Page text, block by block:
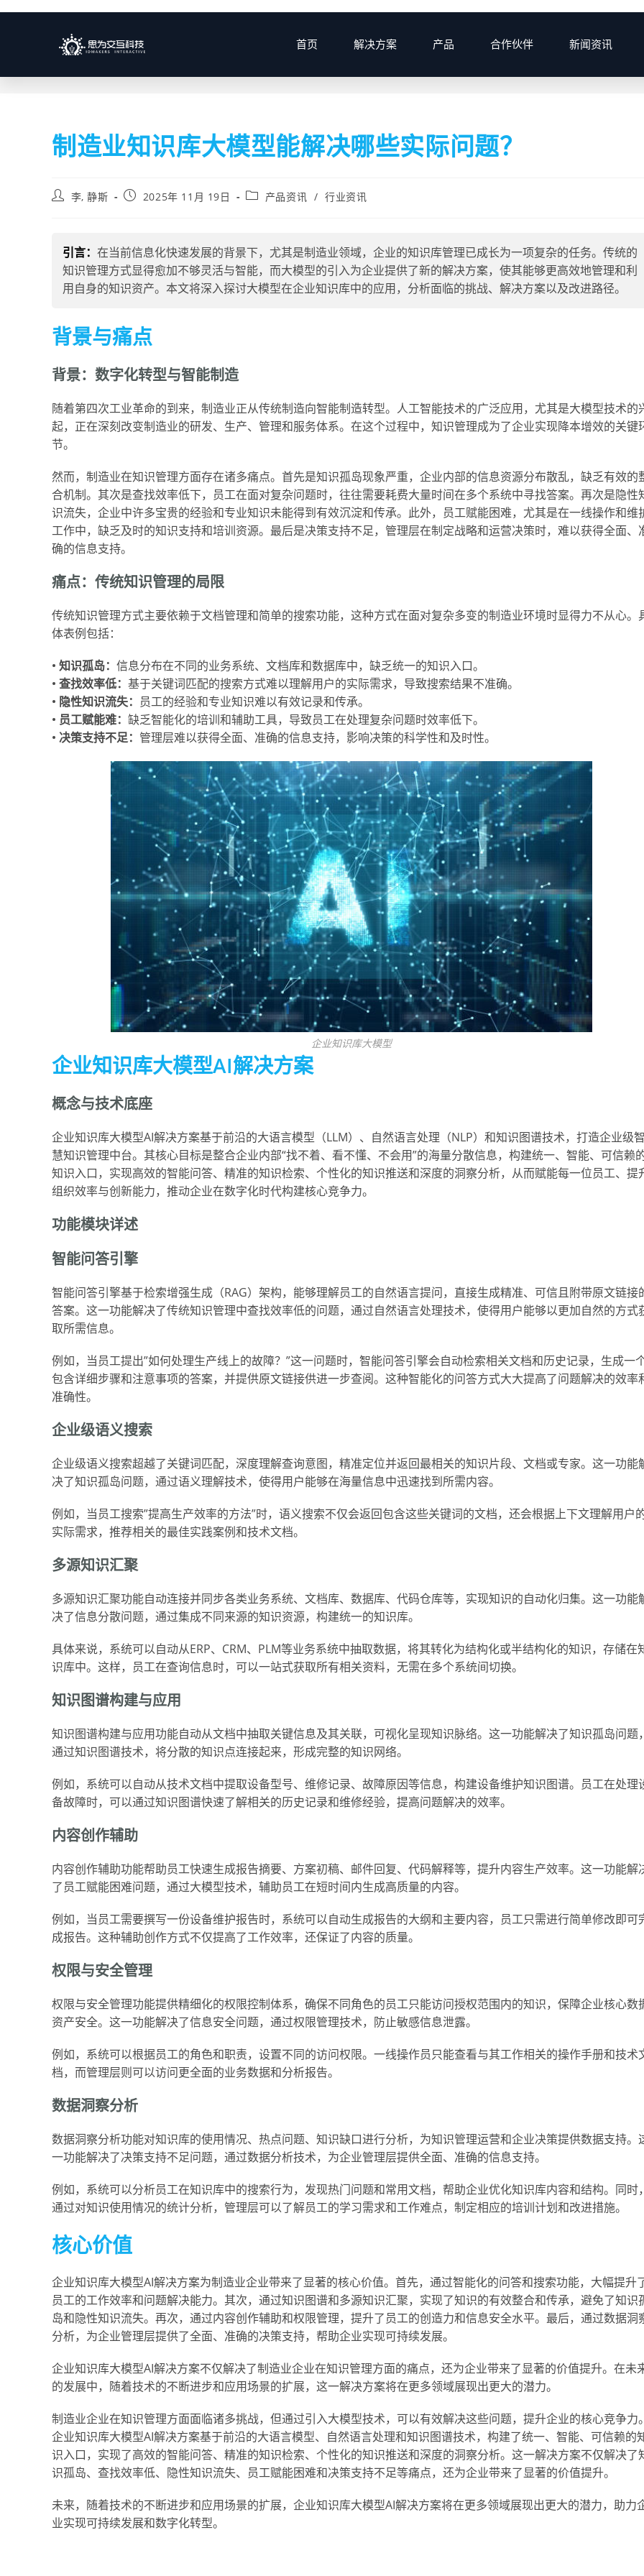
首页 解决方案 产品 合作伙伴 新闻资讯
博客 > 2025
制造业知识库大模型能解决哪些实际问题？
李, 静斯 2025年 11月 19日 产品资讯 / 行业资讯
引言： 在当前信息化快速发展的背景下，尤其是制造业领域，企业的知识库管理已成长为一项复杂的任务。传统的
知识管理方式显得愈加不够灵活与智能，而大模型的引入为企业提供了新的解决方案，使其能够更高效地管理和利
用自身的知识资产。本文将深入探讨大模型在企业知识库中的应用，分析面临的挑战、解决方案以及改进路径。
背景与痛点
背景：数字化转型与智能制造
随着第四次工业革命的到来，制造业正从传统制造向智能制造转型。人工智能技术的广泛应用，尤其是大模型技术的
起，正在深刻改变制造业的研发、生产、管理和服务体系。在这个过程中，知识管理成为了企业实现降本增效的关键
节。
然而，制造业在知识管理方面存在诸多痛点。首先是知识孤岛现象严重，企业内部的信息资源分布散乱，缺乏有效的
合机制。其次是查找效率低下，员工在面对复杂问题时，往往需要耗费大量时间在多个系统中寻找答案。再次是隐性
识流失，企业中许多宝贵的经验和专业知识未能得到有效沉淀和传承。此外，员工赋能困难，尤其是在一线操作和维
工作中，缺乏及时的知识支持和培训资源。最后是决策支持不足，管理层在制定战略和运营决策时，难以获得全面、
确的信息支持。
痛点：传统知识管理的局限
传统知识管理方式主要依赖于文档管理和简单的搜索功能，这种方式在面对复杂多变的制造业环境时显得力不从心。
体表例包括：
• 知识孤岛： 信息分布在不同的业务系统、文档库和数据库中，缺乏统一的知识入口。
• 查找效率低： 基于关键词匹配的搜索方式难以理解用户的实际需求，导致搜索结果不准确。
• 隐性知识流失： 员工的经验和专业知识难以有效记录和传承。
• 员工赋能难： 缺乏智能化的培训和辅助工具，导致员工在处理复杂问题时效率低下。
• 决策支持不足： 管理层难以获得全面、准确的信息支持，影响决策的科学性和及时性。
企业知识库大模型
企业知识库大模型AI解决方案
概念与技术底座
企业知识库大模型AI解决方案基于前沿的大语言模型（LLM）、自然语言处理（NLP）和知识图谱技术，打造企业级智
慧知识管理中台。其核心目标是整合企业内部“找不着、看不懂、不会用”的海量分散信息，构建统一、智能、可信赖
知识入口，实现高效的智能问答、精准的知识检索、个性化的知识推送和深度的洞察分析，从而赋能每一位员工、提
组织效率与创新能力，推动企业在数字化时代构建核心竞争力。
功能模块详述
智能问答引擎
智能问答引擎基于检索增强生成（RAG）架构，能够理解员工的自然语言提问，直接生成精准、可信且附带原文链接
答案。这一功能解决了传统知识管理中查找效率低的问题，通过自然语言处理技术，使得用户能够以更加自然的方式
取所需信息。
例如，当员工提出”如何处理生产线上的故障？”这一问题时，智能问答引擎会自动检索相关文档和历史记录，生成一
包含详细步骤和注意事项的答案，并提供原文链接供进一步查阅。这种智能化的问答方式大大提高了问题解决的效率
准确性。
企业级语义搜索
企业级语义搜索超越了关键词匹配，深度理解查询意图，精准定位并返回最相关的知识片段、文档或专家。这一功能
决了知识孤岛问题，通过语义理解技术，使得用户能够在海量信息中迅速找到所需内容。
例如，当员工搜索”提高生产效率的方法”时，语义搜索不仅会返回包含这些关键词的文档，还会根据上下文理解用户
实际需求，推荐相关的最佳实践案例和技术文档。
多源知识汇聚
多源知识汇聚功能自动连接并同步各类业务系统、文档库、数据库、代码仓库等，实现知识的自动化归集。这一功能
决了信息分散问题，通过集成不同来源的知识资源，构建统一的知识库。
具体来说，系统可以自动从ERP、CRM、PLM等业务系统中抽取数据，将其转化为结构化或半结构化的知识，存储在
识库中。这样，员工在查询信息时，可以一站式获取所有相关资料，无需在多个系统间切换。
知识图谱构建与应用
知识图谱构建与应用功能自动从文档中抽取关键信息及其关联，可视化呈现知识脉络。这一功能解决了知识孤岛问题，
通过知识图谱技术，将分散的知识点连接起来，形成完整的知识网络。
例如，系统可以自动从技术文档中提取设备型号、维修记录、故障原因等信息，构建设备维护知识图谱。员工在处理
备故障时，可以通过知识图谱快速了解相关的历史记录和维修经验，提高问题解决的效率。
内容创作辅助
内容创作辅助功能帮助员工快速生成报告摘要、方案初稿、邮件回复、代码解释等，提升内容生产效率。这一功能解
了员工赋能困难问题，通过大模型技术，辅助员工在短时间内生成高质量的内容。
例如，当员工需要撰写一份设备维护报告时，系统可以自动生成报告的大纲和主要内容，员工只需进行简单修改即可
成报告。这种辅助创作方式不仅提高了工作效率，还保证了内容的质量。
权限与安全管理
权限与安全管理功能提供精细化的权限控制体系，确保不同角色的员工只能访问授权范围内的知识，保障企业核心数
资产安全。这一功能解决了信息安全问题，通过权限管理技术，防止敏感信息泄露。
例如，系统可以根据员工的角色和职责，设置不同的访问权限。一线操作员只能查看与其工作相关的操作手册和技术
档，而管理层则可以访问更全面的业务数据和分析报告。
数据洞察分析
数据洞察分析功能对知识库的使用情况、热点问题、知识缺口进行分析，为知识管理运营和企业决策提供数据支持。
一功能解决了决策支持不足问题，通过数据分析技术，为企业管理层提供全面、准确的信息支持。
例如，系统可以分析员工在知识库中的搜索行为，发现热门问题和常用文档，帮助企业优化知识库内容和结构。同时，
通过对知识使用情况的统计分析，管理层可以了解员工的学习需求和工作难点，制定相应的培训计划和改进措施。
核心价值
企业知识库大模型AI解决方案为制造业企业带来了显著的核心价值。首先，通过智能化的问答和搜索功能，大幅提升
员工的工作效率和问题解决能力。其次，通过知识图谱和多源知识汇聚，实现了知识的有效整合和传承，避免了知识
岛和隐性知识流失。再次，通过内容创作辅助和权限管理，提升了员工的创造力和信息安全水平。最后，通过数据洞
分析，为企业管理层提供了全面、准确的决策支持，帮助企业实现可持续发展。
企业知识库大模型AI解决方案不仅解决了制造业企业在知识管理方面的痛点，还为企业带来了显著的价值提升。在未
的发展中，随着技术的不断进步和应用场景的扩展，这一解决方案将在更多领域展现出更大的潜力。
制造业企业在知识管理方面面临诸多挑战，但通过引入大模型技术，可以有效解决这些问题，提升企业的核心竞争力。
企业知识库大模型AI解决方案基于前沿的大语言模型、自然语言处理和知识图谱技术，构建了统一、智能、可信赖的
识入口，实现了高效的智能问答、精准的知识检索、个性化的知识推送和深度的洞察分析。这一解决方案不仅解决了
识孤岛、查找效率低、隐性知识流失、员工赋能困难和决策支持不足等痛点，还为企业带来了显著的价值提升。
未来，随着技术的不断进步和应用场景的扩展，企业知识库大模型AI解决方案将在更多领域展现出更大的潜力，助力
业实现可持续发展和数字化转型。